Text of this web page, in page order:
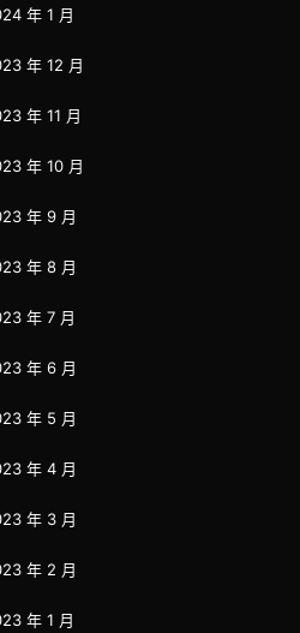
年 1 月
年 12 月
年 11 月
年 10 月
年 9 月
年 8 月
年 7 月
年 6 月
年 5 月
年 4 月
年 3 月
年 2 月
年 1 月